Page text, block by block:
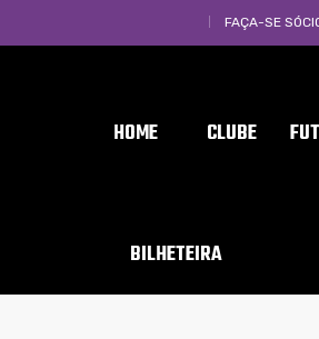
FAÇA-SE
HOME CLUBE
BILHETEIRA